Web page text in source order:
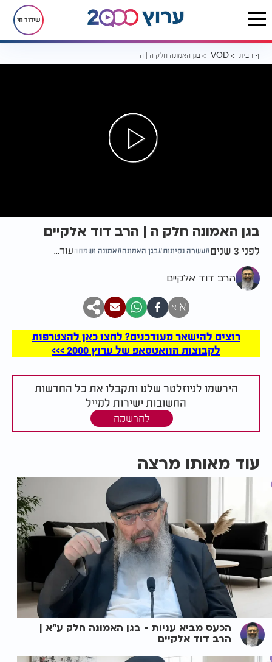
שידור חי
דף הבית VOD בגן האמונה חלק ה | הרב דוד אלקיים
בגן האמונה חלק ה | הרב דוד אלקיים
לפני 3 שנים עשרה נסיונות בגן האמונה אמונה ושמחה עוד...
הרב דוד אלקיים
א א
רוצים להישאר מעודכנים? לחצו כאן להצטרפות
לקבוצות הוואטסאפ של ערוץ 2000 >>>
הירשמו לניוזלטר שלנו ותקבלו את כל החדשות
החשובות ישירות למייל
להרשמה
עוד מאותו מרצה
הכעס מביא עניות - בגן האמונה חלק ע"א |
הרב דוד אלקיים